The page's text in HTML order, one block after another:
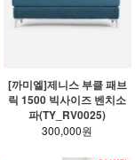
[까미엘]제니스 부클 패브
릭 1500 빅사이즈 벤치소
파(TY_RV0025)
300,000원